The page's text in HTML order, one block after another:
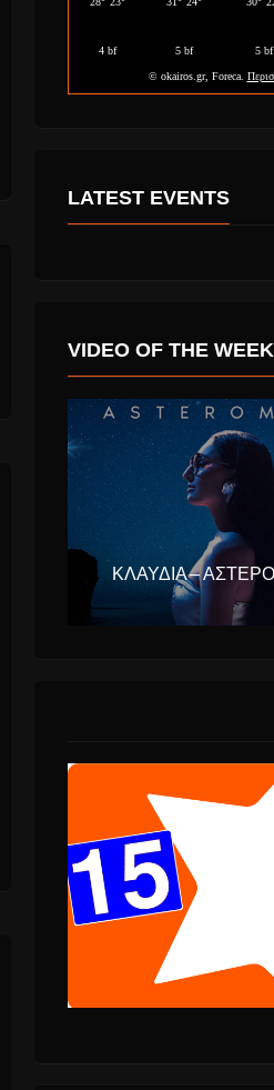
υπογραφή του Dan
Auerbach των Black
LATEST EVENTS
VIDEO OF THE WEEK